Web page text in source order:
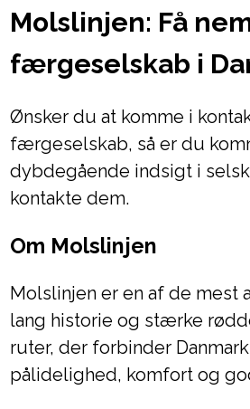
Molslinjen: Få
færgeselskab i
Ønsker du at komme i
færgeselskab, så er du
dybdegående indsigt i
kontakte dem.
Om Molslinjen
Molslinjen er en af de mest
lang historie og stærke
ruter, der forbinder
pålidelighed, komfort og